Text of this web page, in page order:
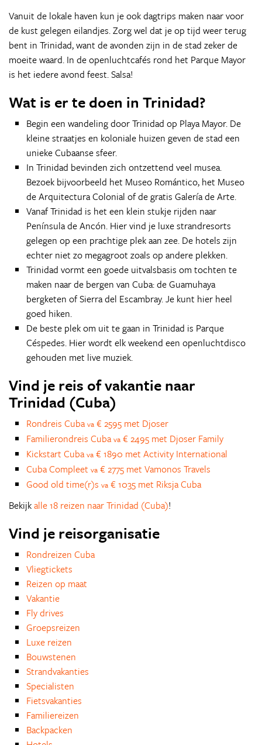
Vanuit de lokale haven kun je ook dagtrips maken naar voor
de kust gelegen eilandjes. Zorg wel dat je op tijd weer terug
bent in Trinidad, want de avonden zijn in de stad zeker de
moeite waard. In de openluchtcafés rond het Parque Mayor
is het iedere avond feest. Salsa!
Wat is er te doen in Trinidad?
Begin een wandeling door Trinidad op Playa Mayor. De
kleine straatjes en koloniale huizen geven de stad een
unieke Cubaanse sfeer.
In Trinidad bevinden zich ontzettend veel musea.
Bezoek bijvoorbeeld het Museo Romántico, het Museo
de Arquitectura Colonial of de gratis Galería de Arte.
Vanaf Trinidad is het een klein stukje rijden naar
Península de Ancón. Hier vind je luxe strandresorts
gelegen op een prachtige plek aan zee. De hotels zijn
echter niet zo megagroot zoals op andere plekken.
Trinidad vormt een goede uitvalsbasis om tochten te
maken naar de bergen van Cuba: de Guamuhaya
bergketen of Sierra del Escambray. Je kunt hier heel
goed hiken.
De beste plek om uit te gaan in Trinidad is Parque
Céspedes. Hier wordt elk weekend een openluchtdisco
gehouden met live muziek.
Vind je reis of vakantie naar
Trinidad (Cuba)
Rondreis Cuba va € 2595 met Djoser
Familierondreis Cuba va € 2495 met Djoser Family
Kickstart Cuba va € 1890 met Activity International
Cuba Compleet va € 2775 met Vamonos Travels
Good old time(r)s va € 1035 met Riksja Cuba
Bekijkalle 18 reizen naar Trinidad (Cuba)!
Vind je reisorganisatie
Rondreizen Cuba
Vliegtickets
Reizen op maat
Vakantie
Fly drives
Groepsreizen
Luxe reizen
Bouwstenen
Strandvakanties
Specialisten
Fietsvakanties
Familiereizen
Backpacken